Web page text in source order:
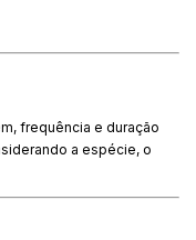
frequência e duração
a espécie, o